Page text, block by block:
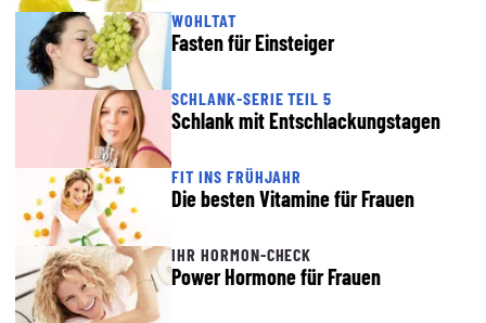
WOHLTAT
Fasten für Einsteiger
SCHLANK-SERIE TEIL 5
Schlank mit Entschlackungstagen
FIT INS FRÜHJAHR
Die besten Vitamine für Frauen
IHR HORMON-CHECK
Power Hormone für Frauen